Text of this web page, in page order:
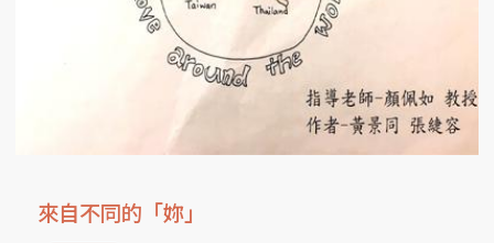
來自不同的「妳」